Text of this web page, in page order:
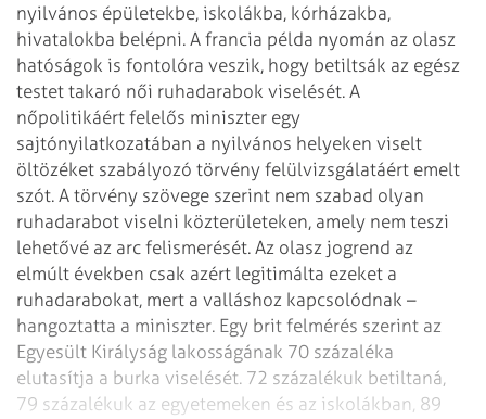
nyilvános épületekbe, iskolákba, kórházakba,
hivatalokba belépni. A francia példa nyomán az olasz
hatóságok is fontolóra veszik, hogy betiltsák az egész
testet takaró női ruhadarabok viselését. A
nőpolitikáért felelős miniszter egy
sajtónyilatkozatában a nyilvános helyeken viselt
öltözéket szabályozó törvény felülvizsgálatáért emelt
szót. A törvény szövege szerint nem szabad olyan
ruhadarabot viselni közterületeken, amely nem teszi
lehetővé az arc felismerését. Az olasz jogrend az
elmúlt években csak azért legitimálta ezeket a
ruhadarabokat, mert a valláshoz kapcsolódnak –
hangoztatta a miniszter. Egy brit felmérés szerint az
Egyesült Királyság lakosságának 70 százaléka
elutasítja a burka viselését. 72 százalékuk betiltaná,
79 százalékuk az egyetemeken és az iskolákban, 89